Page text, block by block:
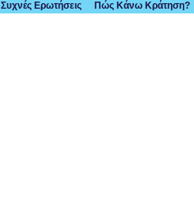
Συχνές Ερωτήσεις Πώς Κάνω Κράτηση?